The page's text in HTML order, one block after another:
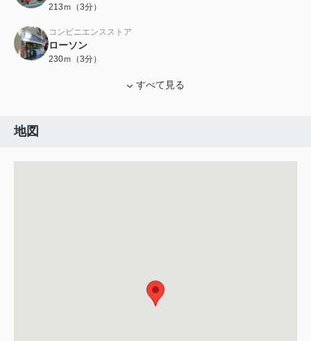
213ｍ（3分）
コンビニエンスストア
ローソン
230ｍ（3分）
すべて見る
地図